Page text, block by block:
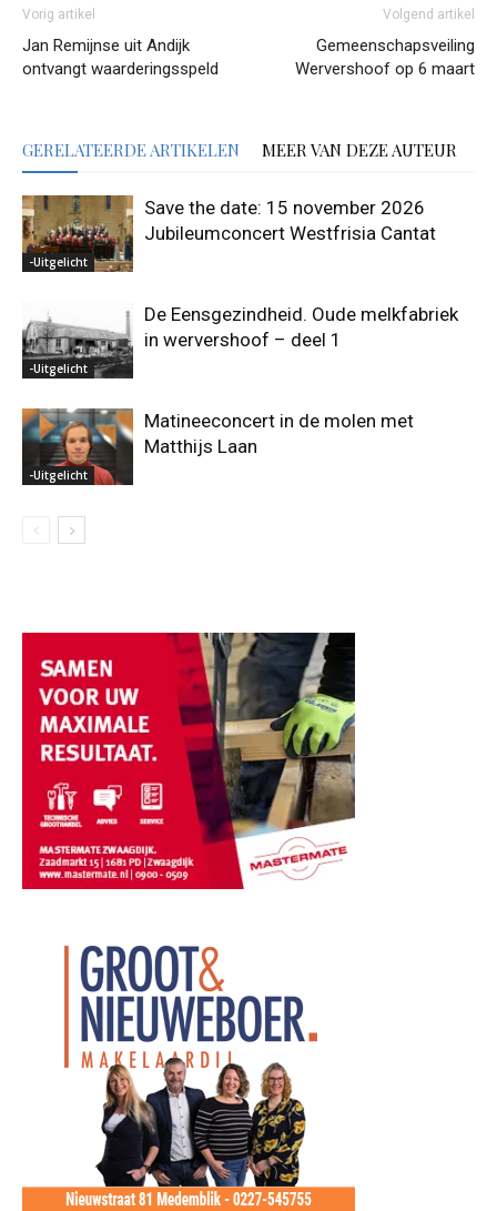
Vorig artikel
Jan Remijnse uit Andijk
ontvangt waarderingsspeld
Volgend artikel
Gemeenschapsveiling
Wervershoof op 6 maart
GERELATEERDE ARTIKELEN MEER VAN DEZE AUTEUR
-Uitgelicht
Save the date: 15 november 2026
Jubileumconcert Westfrisia Cantat
-Uitgelicht
De Eensgezindheid. Oude melkfabriek
in wervershoof – deel 1
-Uitgelicht
Matineeconcert in de molen met
Matthijs Laan